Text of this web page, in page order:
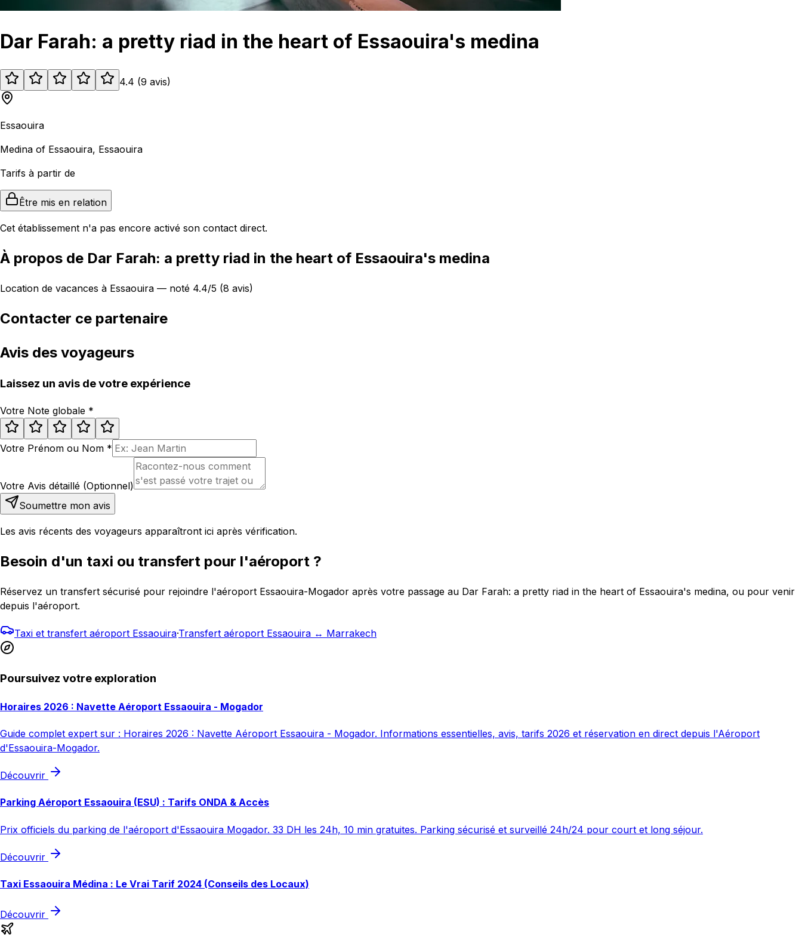
Dar Farah: a pretty riad in the heart of Essaouira's medina
4.4 (9 avis)
Essaouira
Medina of Essaouira, Essaouira
Tarifs à partir de
Être mis en relation
Cet établissement n'a pas encore activé son contact direct.
À propos de Dar Farah: a pretty riad in the heart of Essaouira's medina
Location de vacances à Essaouira — noté 4.4/5 (8 avis)
Contacter ce partenaire
Avis des voyageurs
Laissez un avis de votre expérience
Votre Note globale *
Votre Prénom ou Nom *
Votre Avis détaillé (Optionnel)
Soumettre mon avis
Les avis récents des voyageurs apparaîtront ici après vérification.
Besoin d'un taxi ou transfert pour l'aéroport ?
Réservez un transfert sécurisé pour rejoindre l'aéroport Essaouira-Mogador après votre passage au Dar Farah: a pretty riad in the heart of Essaouira's medina, ou pour venir
depuis l'aéroport.
Taxi et transfert aéroport Essaouira·Transfert aéroport Essaouira ↔ Marrakech
Poursuivez votre exploration
Horaires 2026 : Navette Aéroport Essaouira - Mogador
Guide complet expert sur : Horaires 2026 : Navette Aéroport Essaouira - Mogador. Informations essentielles, avis, tarifs 2026 et réservation en direct depuis l'Aéroport
d'Essaouira-Mogador.
Découvrir
Parking Aéroport Essaouira (ESU) : Tarifs ONDA & Accès
Prix officiels du parking de l'aéroport d'Essaouira Mogador. 33 DH les 24h, 10 min gratuites. Parking sécurisé et surveillé 24h/24 pour court et long séjour.
Découvrir
Taxi Essaouira Médina : Le Vrai Tarif 2024 (Conseils des Locaux)
Découvrir